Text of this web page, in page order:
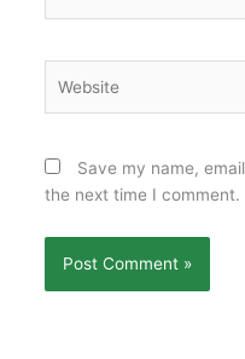
Save my name,
the next time I comment.